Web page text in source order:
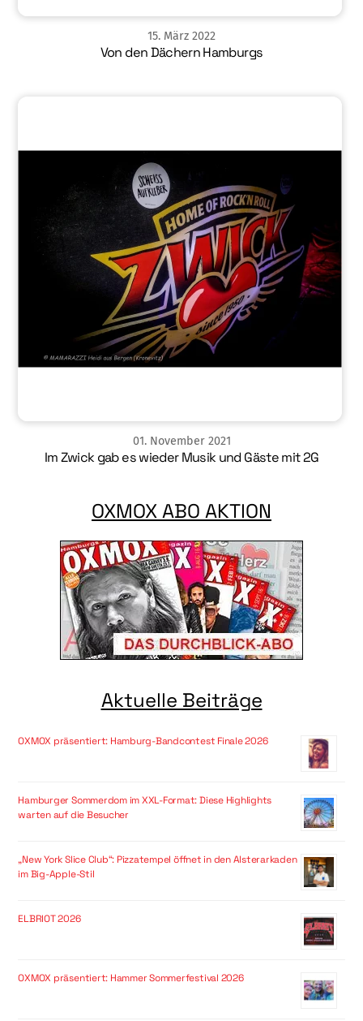
15. März 2022
Von den Dächern Hamburgs
01. November 2021
Im Zwick gab es wieder Musik und Gäste mit 2G
OXMOX ABO AKTION
Aktuelle Beiträge
OXMOX präsentiert: Hamburg-Bandcontest Finale 2026
Hamburger Sommerdom im XXL-Format: Diese Highlights
warten auf die Besucher
„New York Slice Club“: Pizzatempel öffnet in den Alsterarkaden
im Big-Apple-Stil
ELBRIOT 2026
OXMOX präsentiert: Hammer Sommerfestival 2026